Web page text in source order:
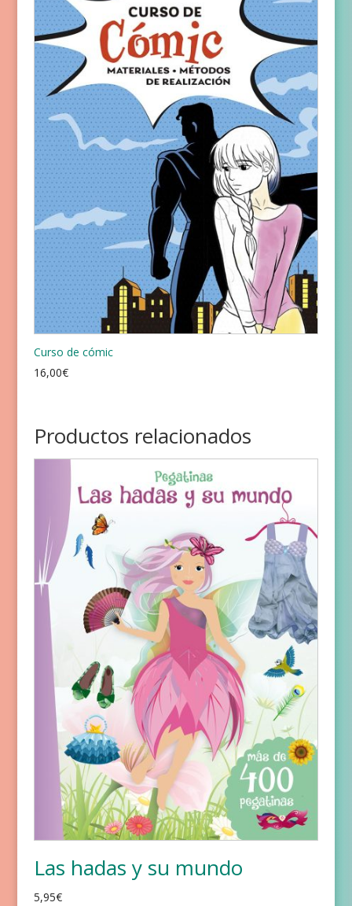
Curso de cómic
16,00€
Productos relacionados
Las hadas y su mundo
5,95€